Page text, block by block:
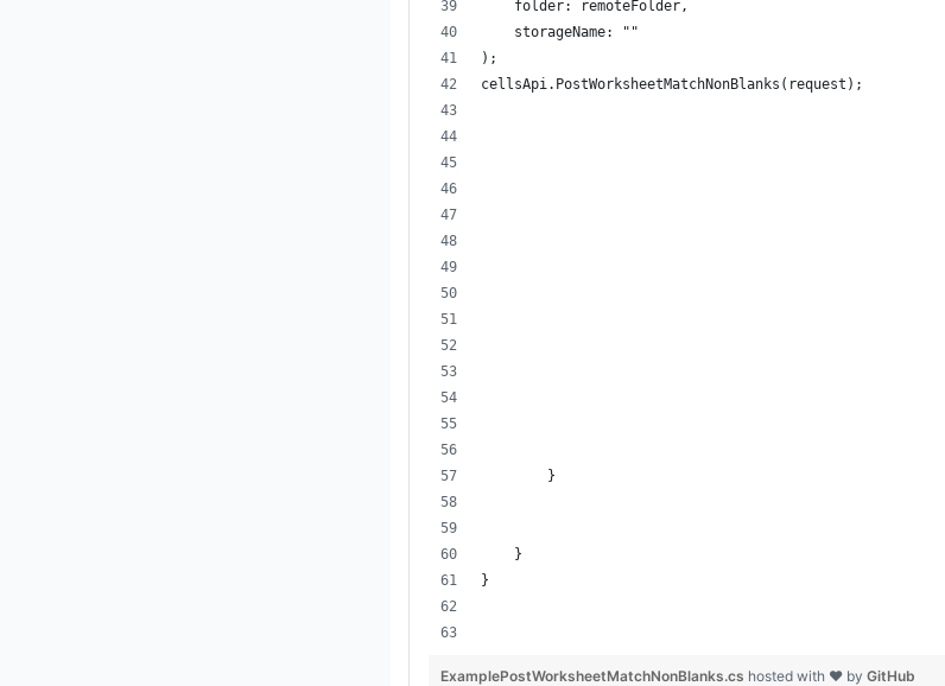
    folder: remoteFolder,
    storageName: ""
);
cellsApi.PostWorksheetMatchNonBlanks(request);
        }
    }
}
ExamplePostWorksheetMatchNonBlanks.cs hosted with ❤ by GitHub